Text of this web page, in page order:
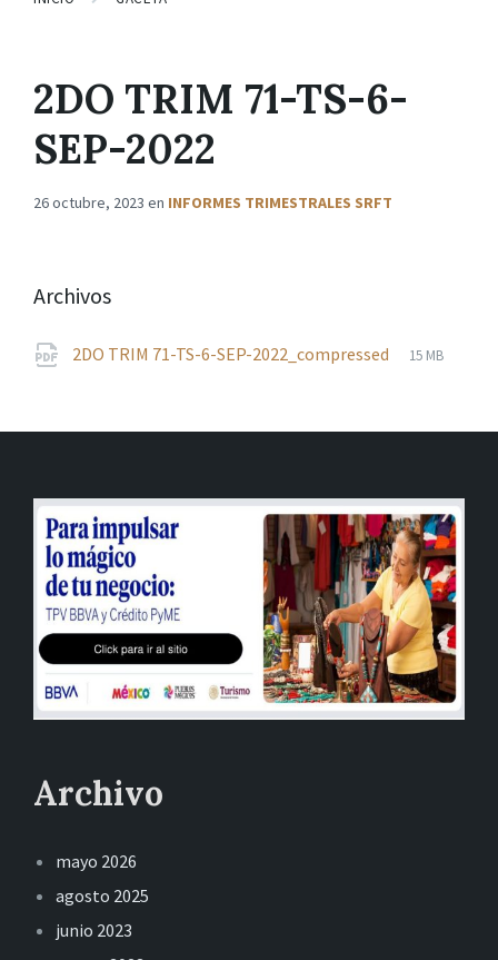
2DO TRIM 71-TS-6-
SEP-2022
26 octubre, 2023 en INFORMES TRIMESTRALES SRFT
Archivos
2DO TRIM 71-TS-6-SEP-2022_compressed
File
pdf
File
15 MB
Archivo
mayo 2026
agosto 2025
junio 2023